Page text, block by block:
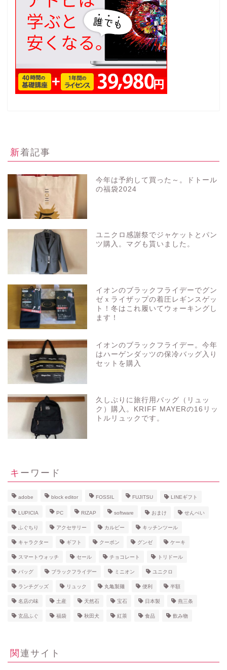
新着記事
今年は予約して買った～。ドトール
の福袋2024
ユニクロ感謝祭でジャケットとパン
ツ購入。マグも貰いました。
イオンのブラックフライデーでグン
ゼｘライザップの着圧レギンスゲッ
ト！冬はこれ履いてウォーキングし
ます！
イオンのブラックフライデー。今年
はハーゲンダッツの保冷バッグ入り
セットを購入
久しぶりに旅行用バッグ（リュッ
ク）購入。KRIFF MAYERの16リッ
トルリュックです。
キーワード
adobe block editor FOSSIL FUJITSU LINEギフト
LUPICIA PC RIZAP software おまけ せんべい
ふぐちり アクセサリー カルビー キッチンツール
キャラクター ギフト クーポン グンゼ ケーキ
スマートウォッチ セール チョコレート トリドール
バッグ ブラックフライデー ミニオン ユニクロ
ランチグッズ リュック 丸亀製麺 便利 半額
名店の味 土産 天然石 宝石 日本製 燕三条
玄品ふぐ 福袋 秋田犬 紅茶 食品 飲み物
関連サイト